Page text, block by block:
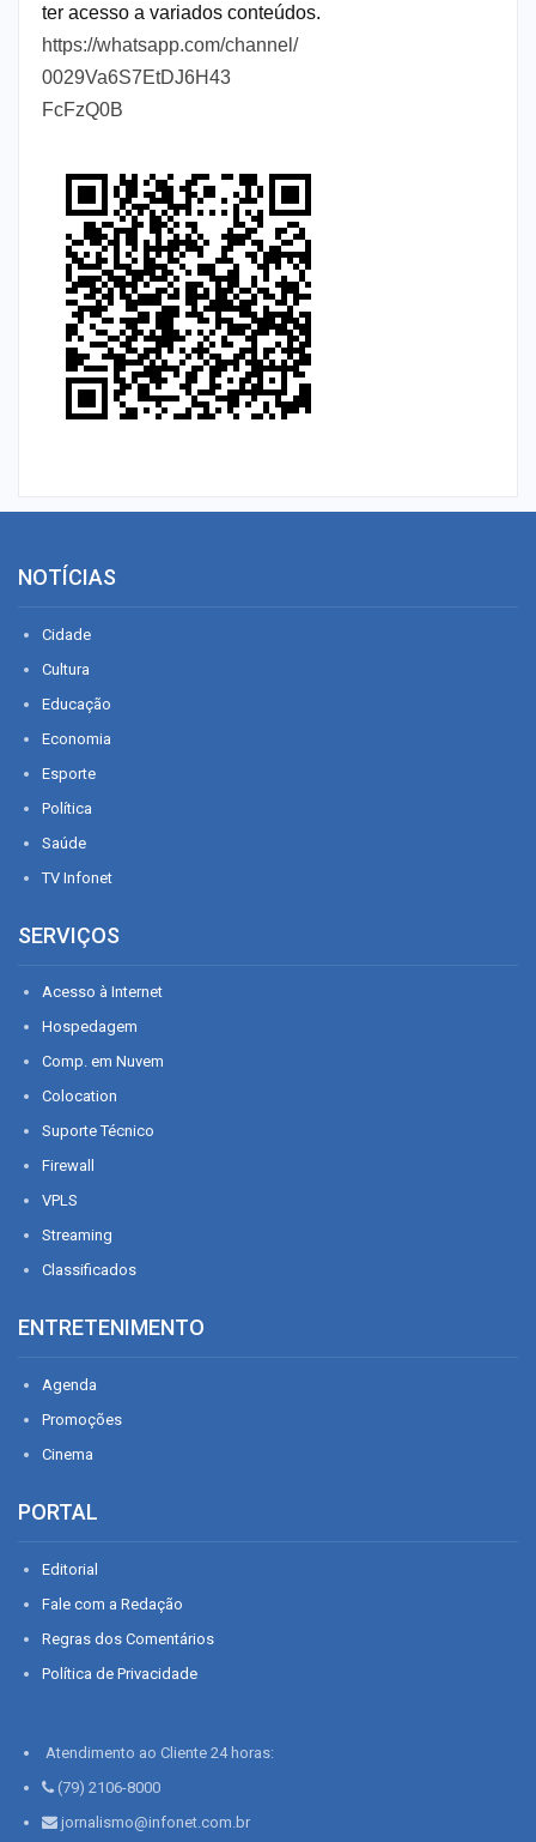
ter acesso a variados conteúdos.
https://whatsapp.com/channel/
0029Va6S7EtDJ6H43
FcFzQ0B
NOTÍCIAS
Cidade
Cultura
Educação
Economia
Esporte
Política
Saúde
TV Infonet
SERVIÇOS
Acesso à Internet
Hospedagem
Comp. em Nuvem
Colocation
Suporte Técnico
Firewall
VPLS
Streaming
Classificados
ENTRETENIMENTO
Agenda
Promoções
Cinema
PORTAL
Editorial
Fale com a Redação
Regras dos Comentários
Política de Privacidade
Atendimento ao Cliente 24 horas:
(79) 2106-8000
jornalismo@infonet.com.br